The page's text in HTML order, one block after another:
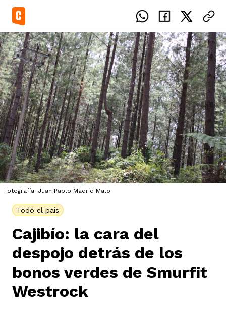
Fotografía: Juan Pablo Madrid Malo
Todo el país
Cajibío: la cara del
despojo detrás de los
bonos verdes de Smurfit
Westrock
país
del Caguán
del Cesar
de Atrato
armado
país